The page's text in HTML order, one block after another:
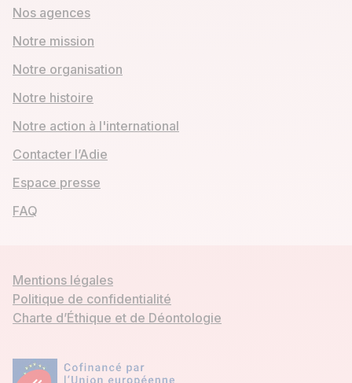
Nos agences
Notre mission
Notre organisation
Notre histoire
Notre action à l'international
Contacter l’Adie
Espace presse
FAQ
Mentions légales
Politique de confidentialité
Charte d’Éthique et de Déontologie